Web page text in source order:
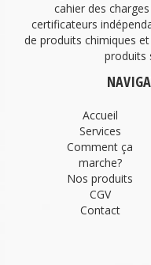
cahier des
certificateurs
de produits chimiques
produits
Accueil
Services
Comment ça
marche?
Nos produits
CGV
Contact